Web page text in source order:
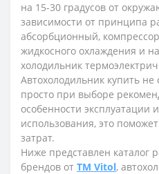
на 15-30 градусов от
зависимости от принципа
абсорбционный,
жидкосного охлаждения и
холодильник
Автохолодильник купить не
просто при выборе
особенности эксплуатации
использования, это
затрат.
Ниже представлен каталог
брендов от TM Vitol,